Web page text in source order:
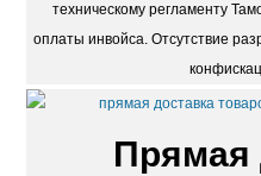
техническому регламенту
оплаты инвойса. Отсутствие
Прямая